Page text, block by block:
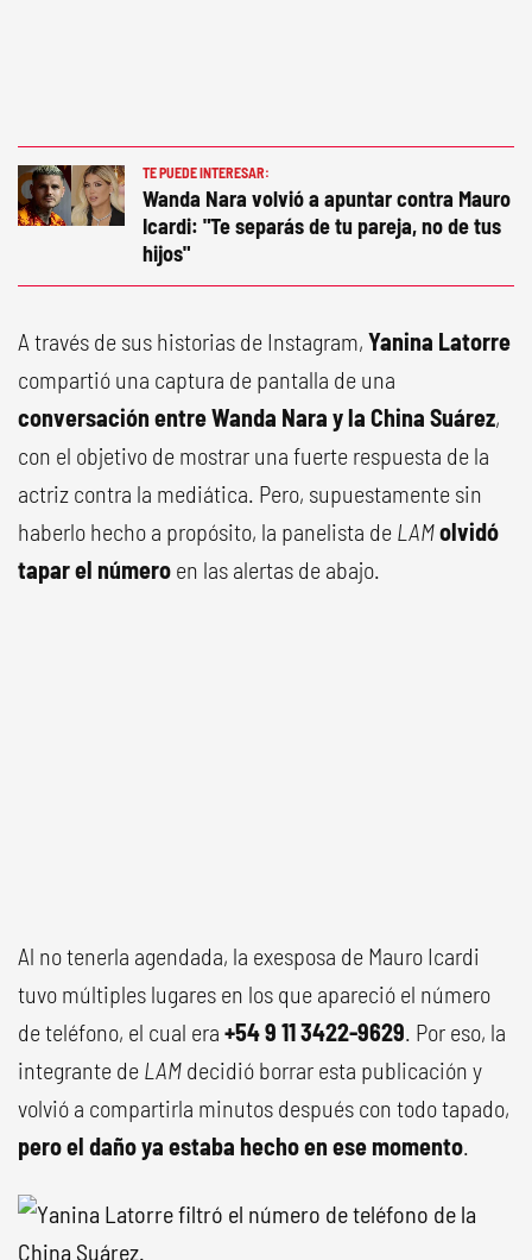
TE PUEDE INTERESAR:
Wanda Nara volvió a apuntar contra Mauro
Icardi: "Te separás de tu pareja, no de tus
hijos"
A través de sus historias de Instagram, Yanina Latorre
compartió una captura de pantalla de una
conversación entre Wanda Nara y la China Suárez,
con el objetivo de mostrar una fuerte respuesta de la
actriz contra la mediática. Pero, supuestamente sin
haberlo hecho a propósito, la panelista de LAMolvidó
tapar el número en las alertas de abajo.
Al no tenerla agendada, la exesposa de Mauro Icardi
tuvo múltiples lugares en los que apareció el número
de teléfono, el cual era +54 9 11 3422-9629. Por eso, la
integrante de LAM decidió borrar esta publicación y
volvió a compartirla minutos después con todo tapado,
pero el daño ya estaba hecho en ese momento.